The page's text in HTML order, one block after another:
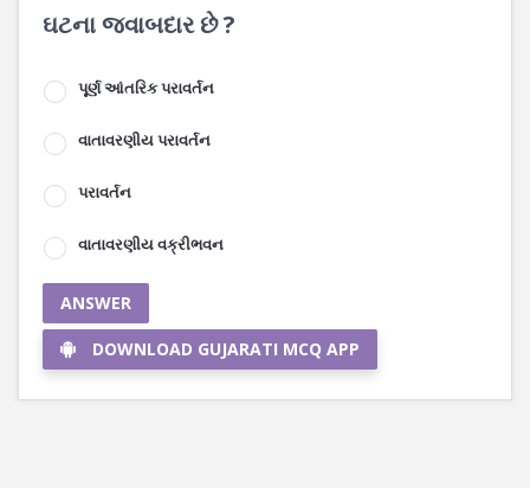
ઘટના જવાબદાર છે ?
પૂર્ણ આંતરિક પરાવર્તન
વાતાવરણીય પરાવર્તન
પરાવર્તન
વાતાવરણીય વક્રીભવન
ANSWER
DOWNLOAD GUJARATI MCQ APP